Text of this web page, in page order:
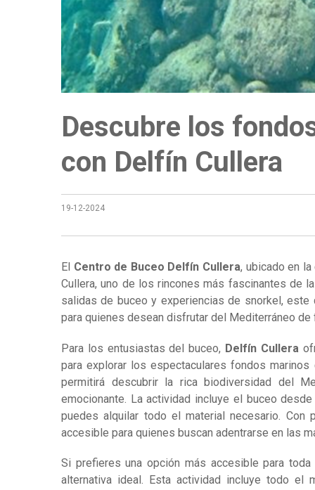
Descubre los
con Delfín Cullera
19-12-2024
El Centro de Buceo Delfín Cullera, ubicado en
Cullera, uno de los rincones más fascinantes de
salidas de buceo y experiencias de snorkel,
para quienes desean disfrutar del Mediterráneo de
Para los entusiastas del buceo, Delfín Cullera
para explorar los espectaculares fondos
permitirá descubrir la rica biodiversidad del
emocionante. La actividad incluye el buceo
puedes alquilar todo el material necesario.
accesible para quienes buscan adentrarse en las
Si prefieres una opción más accesible para
alternativa ideal. Esta actividad incluye todo el